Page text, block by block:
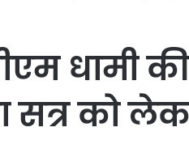
धामी
सत्र को